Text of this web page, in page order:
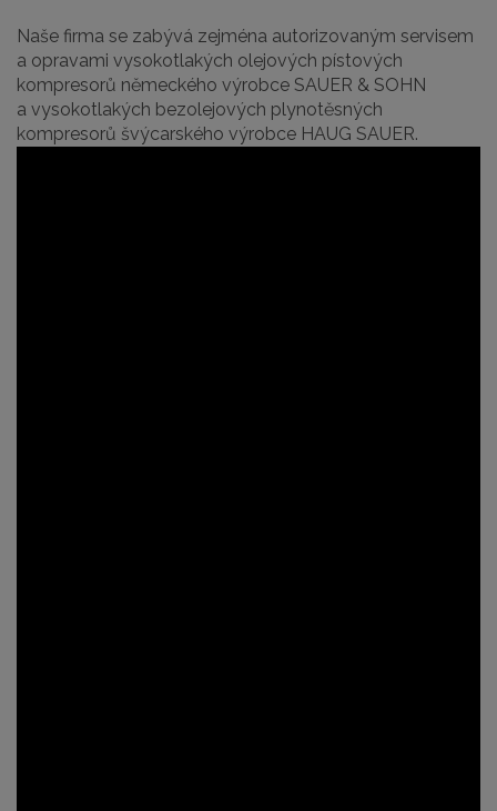
Naše firma se zabývá zejména autorizovaným servisem
a opravami vysokotlakých olejových pístových
kompresorů německého výrobce SAUER & SOHN
a vysokotlakých bezolejových plynotěsných
kompresorů švýcarského výrobce HAUG SAUER.